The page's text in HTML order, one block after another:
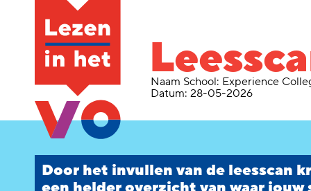
Naam School: Experience
Datum: 28-05-2026
Door het invullen van de leesscan